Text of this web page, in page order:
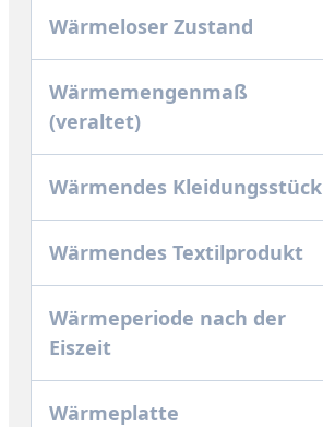
Wärmeloser Zustand
Wärmemengenmaß
(veraltet)
Wärmendes Kleidungsstück
Wärmendes Textilprodukt
Wärmeperiode nach der
Eiszeit
Wärmeplatte